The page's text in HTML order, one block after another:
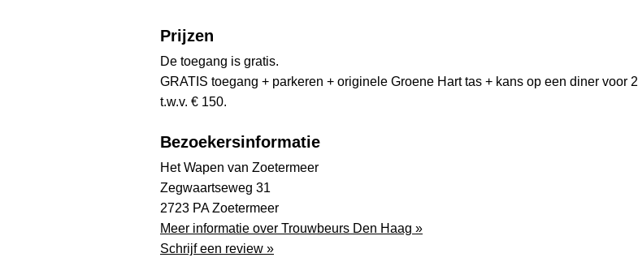
Prijzen
De toegang is gratis.
GRATIS toegang + parkeren + originele Groene Hart tas + kans op een diner voor 2
t.w.v. € 150.
Bezoekersinformatie
Het Wapen van Zoetermeer
Zegwaartseweg 31
2723 PA Zoetermeer
Meer informatie over Trouwbeurs Den Haag »
Schrijf een review »